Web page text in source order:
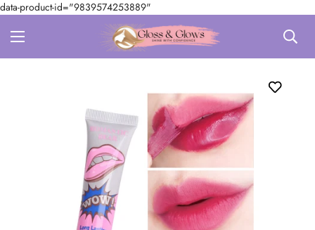
data-product-id="9839574253889"